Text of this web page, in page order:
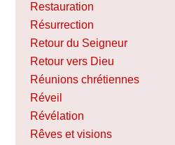
Restauration
Résurrection
Retour du Seigneur
Retour vers Dieu
Réunions chrétiennes
Réveil
Révélation
Rêves et visions